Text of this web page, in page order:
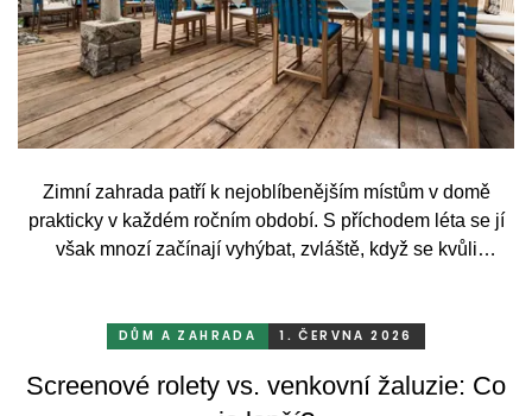
Zimní zahrada patří k nejoblíbenějším místům v domě
prakticky v každém ročním období. S příchodem léta se jí
však mnozí začínají vyhýbat, zvláště, když se kvůli
relativně málo. Se správným, praktickým a chytrým
a bez omezení po celý rok.
DŮM A ZAHRADA 1. ČERVNA 2026
Screenové rolety vs. venkovní žaluzie: Co